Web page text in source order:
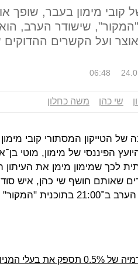
קובי מימון בעבר, שופך
שישודר הערב,
ועל הקשרים
06:48
שי כהן משה כחלון
של הטייקון המסתורי קובי
הפיננסי של מימון, מוטי
לכך שמימון מימן את
שאותם חושף שי כהן, איש
דרוקר בערוץ 10.
של אקויטל